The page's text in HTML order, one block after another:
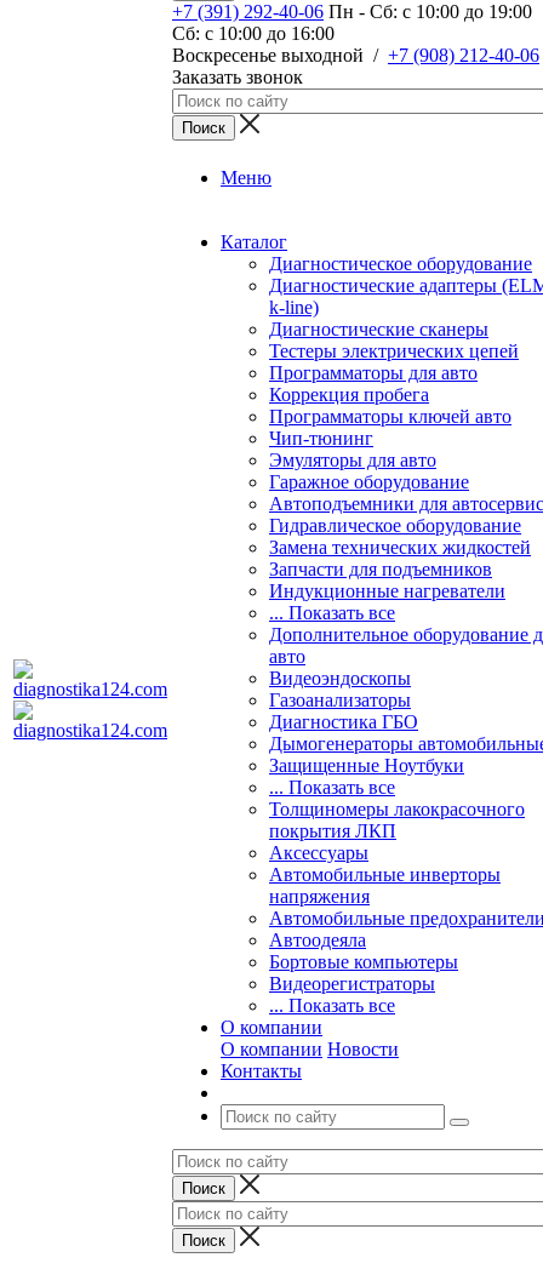
+7 (391) 292-40-06 Пн - Сб: c 10:00 до 19:00
Сб: c 10:00 до 16:00
​Воскресенье выходной / +7 (908) 212-40-06
Заказать звонок
Меню
Каталог
Диагностическое оборудование
Диагностические адаптеры
k-line)
Диагностические сканеры
Тестеры электрических цепей
Программаторы для авто
Коррекция пробега
Программаторы ключей авто
Чип-тюнинг
Эмуляторы для авто
Гаражное оборудование
Автоподъемники для
Гидравлическое оборудование
Замена технических жидкостей
Запчасти для подъемников
Индукционные нагреватели
... Показать все
Дополнительное оборудование
авто
Видеоэндоскопы
Газоанализаторы
Диагностика ГБО
Дымогенераторы
Защищенные Ноутбуки
... Показать все
Толщиномеры лакокрасочного
покрытия ЛКП
Аксессуары
Автомобильные инверторы
напряжения
Автомобильные
Автоодеяла
Бортовые компьютеры
Видеорегистраторы
... Показать все
О компании
О компании Новости
Контакты